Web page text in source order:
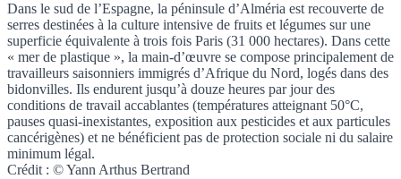
Dans le sud de l’Espagne, la péninsule d’Alméria est recouverte de
serres destinées à la culture intensive de fruits et légumes sur une
superficie équivalente à trois fois Paris (31 000 hectares). Dans cette
« mer de plastique », la main-d’œuvre se compose principalement de
travailleurs saisonniers immigrés d’Afrique du Nord, logés dans des
bidonvilles. Ils endurent jusqu’à douze heures par jour des
conditions de travail accablantes (températures atteignant 50°C,
pauses quasi-inexistantes, exposition aux pesticides et aux particules
cancérigènes) et ne bénéficient pas de protection sociale ni du salaire
minimum légal.
Crédit : © Yann Arthus Bertrand